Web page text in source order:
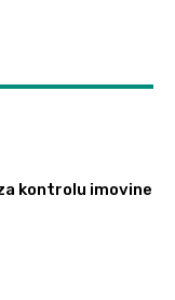
kontrolu imovine